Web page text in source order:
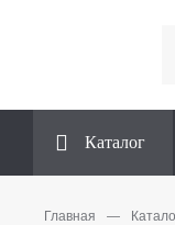
Каталог
Главная —